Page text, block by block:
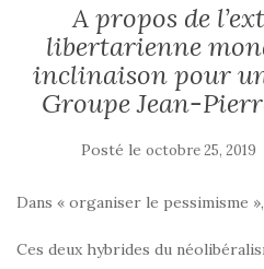
A propos de
libertarienne
inclinaison pour
Groupe Jean-
Posté le octobre 25, 2019
Dans « organiser le pessimisme
Ces deux hybrides du